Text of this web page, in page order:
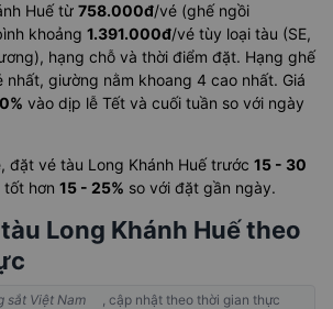
Huế từ 758.000đ/vé (ghế ngồi
khoảng 1.391.000đ/vé tùy loại tàu (SE,
hạng chỗ và thời điểm đặt. Hạng ghế
nhất, giường nằm khoang 4 cao nhất. Giá
vào dịp lễ Tết và cuối tuần so với ngày
đặt vé tàu Long Khánh Huế trước 15 - 30
hơn 15 - 25% so với đặt gần ngày.
Long Khánh Huế theo
sắt Việt Nam
, cập nhật theo thời gian thực